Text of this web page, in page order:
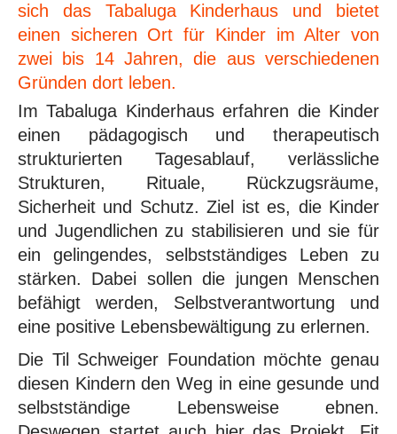
sich das Tabaluga Kinderhaus und bietet
einen sicheren Ort für Kinder im Alter von
zwei bis 14 Jahren, die aus verschiedenen
Gründen dort leben.
Im Tabaluga Kinderhaus erfahren die Kinder
einen pädagogisch und therapeutisch
strukturierten Tagesablauf, verlässliche
Strukturen, Rituale, Rückzugsräume,
Sicherheit und Schutz. Ziel ist es, die Kinder
und Jugendlichen zu stabilisieren und sie für
ein gelingendes, selbstständiges Leben zu
stärken. Dabei sollen die jungen Menschen
befähigt werden, Selbstverantwortung und
eine positive Lebensbewältigung zu erlernen.
Die Til Schweiger Foundation möchte genau
diesen Kindern den Weg in eine gesunde und
selbstständige Lebensweise ebnen.